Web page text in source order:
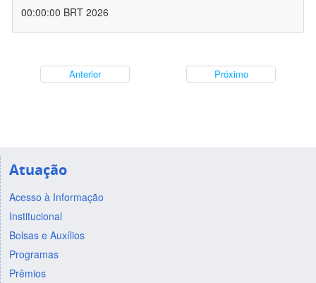
00:00:00 BRT 2026
Anterior Próximo
Atuação
Acesso à Informação
Institucional
Bolsas e Auxílios
Programas
Prêmios